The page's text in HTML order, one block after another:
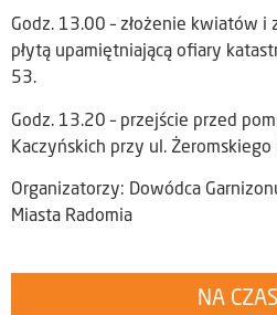
Godz. 13.00 – złożenie kwiatów i
płytą upamiętniającą ofiary
53.
Godz. 13.20 – przejście przed
Kaczyńskich przy ul.
Organizatorzy: Dowódca
Miasta Radomia
NA